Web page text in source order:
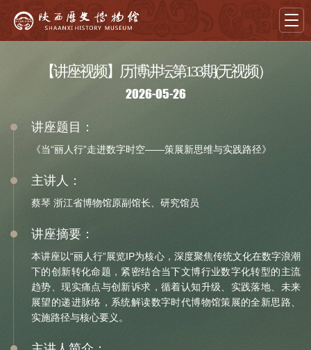
展览
教育
学术
文创
资讯
信息公开
【讲座视频】历博讲坛第133期(无视频）
2026-05-26
讲座题目：
《当“丽人行”走进数字时空——策展新思维与实践路径》
主讲人：
蔡琴 浙江省博物馆原副馆长、研究馆员
讲座摘要：
本讲座以“丽人行”展览IP为核心，深度聚焦传统文化在数字浪潮
下的创新转化命题，紧密结合当下文博行业数字化转型的主流
趋势、现实痛点与创新诉求，循着认知升级、实践落地、未来
展望的递进脉络，系统解读数字时代博物馆策展的全新思路、
实施路径与核心要义。